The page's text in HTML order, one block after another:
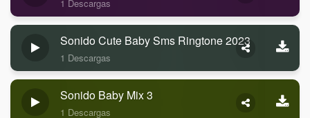
1 Descargas
Sonido Cute Baby Sms Ringtone 2023
1 Descargas
Sonido Baby Mix 3
1 Descargas